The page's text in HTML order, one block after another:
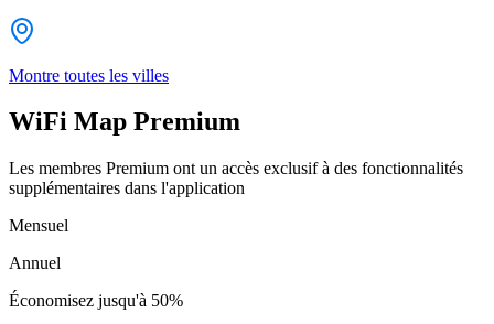
Montre toutes les villes
WiFi Map Premium
Les membres Premium ont un accès exclusif à des fonctionnalités
supplémentaires dans l'application
Mensuel
Annuel
Économisez jusqu'à 50%